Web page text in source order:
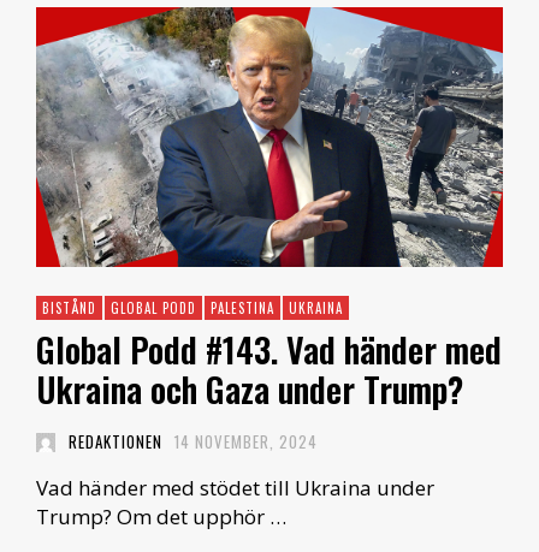
BISTÅND GLOBAL PODD PALESTINA UKRAINA
Global Podd #143. Vad händer med
Ukraina och Gaza under Trump?
REDAKTIONEN 14 NOVEMBER, 2024
Vad händer med stödet till Ukraina under
Trump? Om det upphör …